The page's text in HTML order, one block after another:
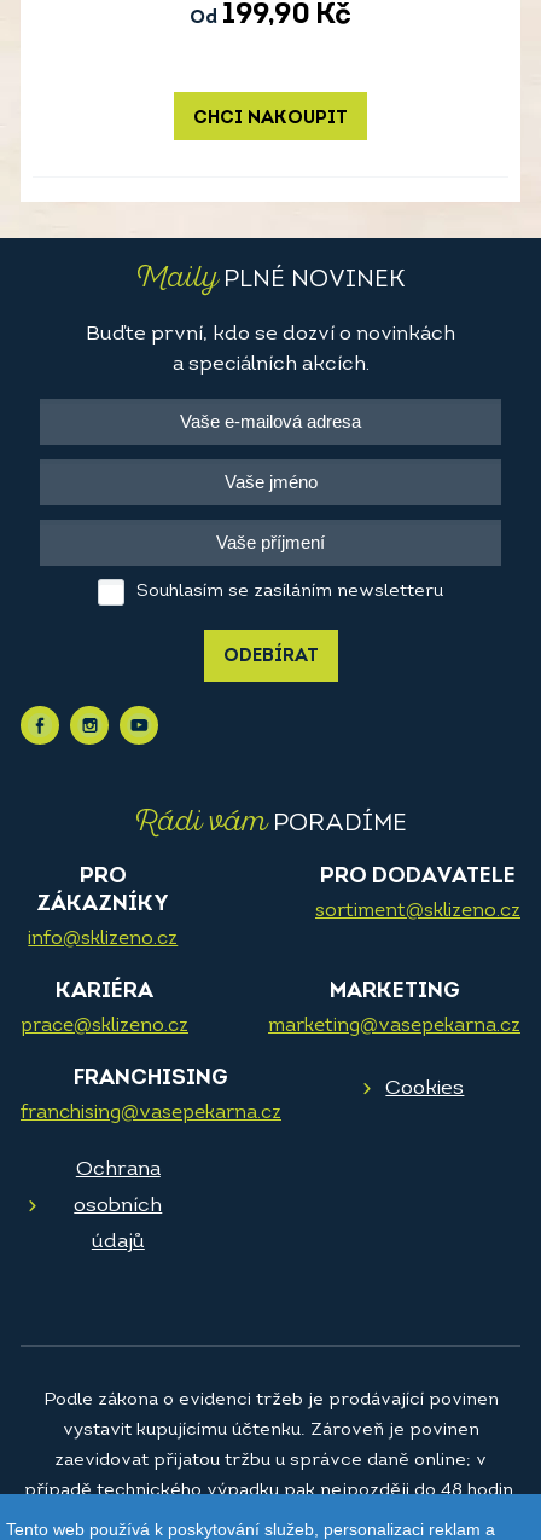
Od 199,90 Kč
CHCI NAKOUPIT
MailyPLNÉ NOVINEK
Buďte první, kdo se dozví o novinkách
a speciálních akcích.
Souhlasím se zasíláním newsletteru
ODEBÍRAT
Rádi vámPORADÍME
PRO
ZÁKAZNÍKY
info@sklizeno.cz
PRO DODAVATELE
sortiment@sklizeno.cz
KARIÉRA
prace@sklizeno.cz
MARKETING
marketing@vasepekarna.cz
FRANCHISING
franchising@vasepekarna.cz
Cookies
Ochrana
osobních
údajů
© 2026Vaše pekárna a.s.
Podle zákona o evidenci tržeb je prodávající povinen
vystavit kupujícímu účtenku. Zároveň je povinen
zaevidovat přijatou tržbu u správce daně online; v
případě technického výpadku pak nejpozději do 48 hodin.
Tento web používá k poskytování služeb, personalizaci reklam a